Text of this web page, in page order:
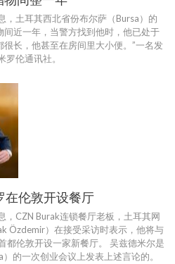
土耳其西北省份布尔萨（Bursa）的
近一年，当警方找到他时，他已处于
长，他甚至在房间里大小便。”一名发
伦通讯社。
在伦敦开设餐厅
CZN Burak连锁餐厅老板，土耳其网
Özdemir）在接受采访时表示，他将与
都伦敦开设一家新餐厅。 吴兹德米尔是
的一次创业会议上发表上述言论的。